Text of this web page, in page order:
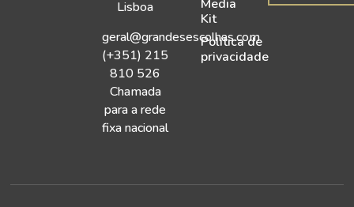
Lisboa
geral@grandesescolhas.com
(+351) 215
810 526
Chamada
para a rede
fixa nacional
Media
Kit
Política de
privacidade